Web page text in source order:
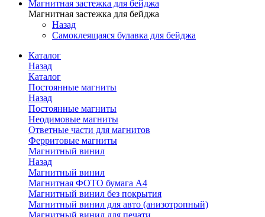
Магнитная застежка для бейджа
Магнитная застежка для бейджа
Назад
Самоклеящаяся булавка для бейджа
Каталог
Назад
Каталог
Постоянные магниты
Назад
Постоянные магниты
Неодимовые магниты
Ответные части для магнитов
Ферритовые магниты
Магнитный винил
Назад
Магнитный винил
Магнитная ФОТО бумага А4
Магнитный винил без покрытия
Магнитный винил для авто (анизотропный)
Магнитный винил для печати